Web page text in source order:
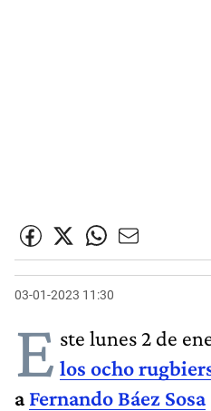
03-01-2023 11:30
E ste lunes 2 de
los ocho
aFernando Báez Sosa